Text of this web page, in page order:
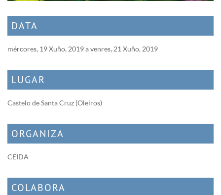
DATA
mércores, 19 Xuño, 2019avenres, 21 Xuño, 2019
LUGAR
Castelo de Santa Cruz (Oleiros)
ORGANIZA
CEIDA
COLABORA